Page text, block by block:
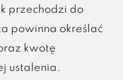
przechodzi do
powinna określać
kwotę
ustalenia.